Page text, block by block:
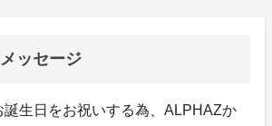
ッセージ
誕生日をお祝いする為、ALPHAZか